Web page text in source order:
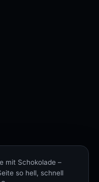
mit Schokolade –
so hell, schnell